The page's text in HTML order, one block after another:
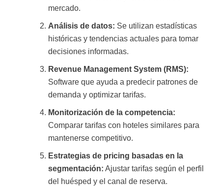
mercado.
Análisis de datos: Se utilizan estadísticas
históricas y tendencias actuales para tomar
decisiones informadas.
Revenue Management System (RMS):
Software que ayuda a predecir patrones de
demanda y optimizar tarifas.
Monitorización de la competencia:
Comparar tarifas con hoteles similares para
mantenerse competitivo.
Estrategias de pricing basadas en la
segmentación: Ajustar tarifas según el perfil
del huésped y el canal de reserva.